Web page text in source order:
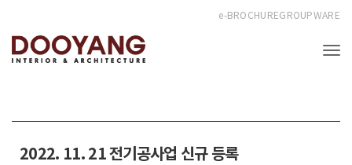
e-BROCHUREGROUPWARE
2022. 11. 21 전기공사업 신규 등록